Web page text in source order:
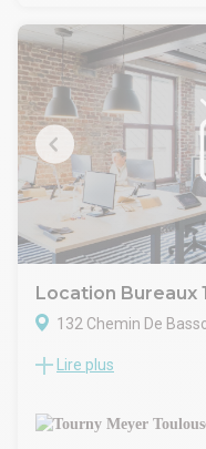
Surface neuve en open
privative d'environ 31
Sanitaires et douches
Location Bureaux
132 Chemin De
TOURNY MEYER
qui comprend 1 000 m²
m² de laboratoire au
Lire plus